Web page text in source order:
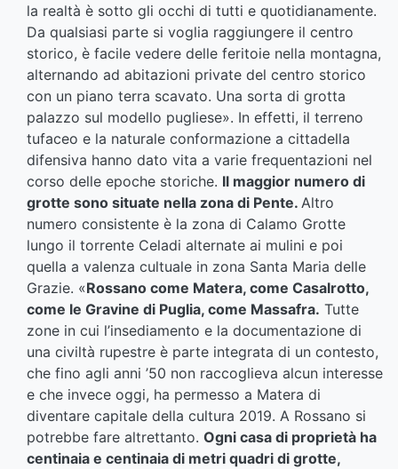
la realtà è sotto gli occhi di tutti e quotidianamente.
Da qualsiasi parte si voglia raggiungere il centro
storico, è facile vedere delle feritoie nella montagna,
alternando ad abitazioni private del centro storico
con un piano terra scavato. Una sorta di grotta
palazzo sul modello pugliese». In effetti, il terreno
tufaceo e la naturale conformazione a cittadella
difensiva hanno dato vita a varie frequentazioni nel
corso delle epoche storiche. Il maggior numero di
grotte sono situate nella zona di Pente. Altro
numero consistente è la zona di Calamo Grotte
lungo il torrente Celadi alternate ai mulini e poi
quella a valenza cultuale in zona Santa Maria delle
Grazie. «Rossano come Matera, come Casalrotto,
come le Gravine di Puglia, come Massafra. Tutte
zone in cui l’insediamento e la documentazione di
una civiltà rupestre è parte integrata di un contesto,
che fino agli anni ’50 non raccoglieva alcun interesse
e che invece oggi, ha permesso a Matera di
diventare capitale della cultura 2019. A Rossano si
potrebbe fare altrettanto. Ogni casa di proprietà ha
centinaia e centinaia di metri quadri di grotte,